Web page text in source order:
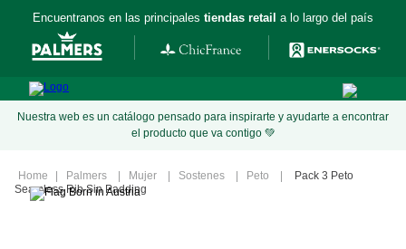
Encuentranos en las principales tiendas retail a lo largo del país
Nuestra web es un catálogo pensado para inspirarte y ayudarte a encontrar
el producto que va contigo 💚
Palmers Mujer Sostenes Peto
Pack 3 Peto
Seamless Rib Sin Padding